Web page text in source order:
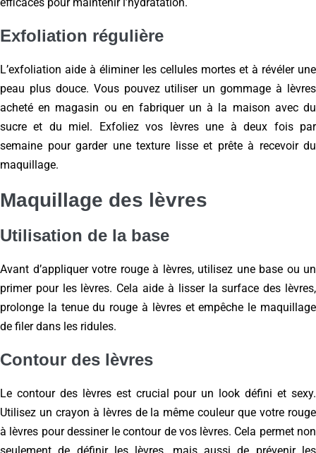
Exfoliation régulière
L’exfoliation aide à éliminer les cellules mortes et à révéler une
peau plus douce. Vous pouvez utiliser un gommage à lèvres
acheté en magasin ou en fabriquer un à la maison avec du
sucre et du miel. Exfoliez vos lèvres une à deux fois par
semaine pour garder une texture lisse et prête à recevoir du
maquillage.
Maquillage des lèvres
Utilisation de la base
Avant d’appliquer votre rouge à lèvres, utilisez une base ou un
primer pour les lèvres. Cela aide à lisser la surface des lèvres,
prolonge la tenue du rouge à lèvres et empêche le maquillage
de filer dans les ridules.
Contour des lèvres
Le contour des lèvres est crucial pour un look défini et sexy.
Utilisez un crayon à lèvres de la même couleur que votre rouge
à lèvres pour dessiner le contour de vos lèvres. Cela permet non